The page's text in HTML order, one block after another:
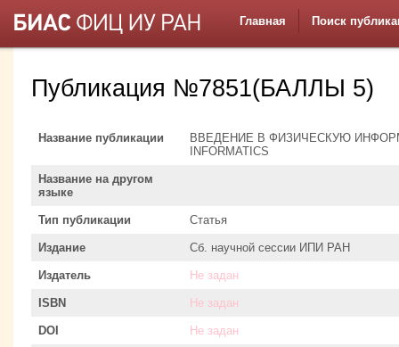
Главная Поиск
Публикация №7851(БАЛЛЫ 5)
Название публикации
ВВЕДЕНИЕ В ФИЗИЧЕСКУЮ
INFORMATICS
Название на другом
языке
Тип публикации Статья
Издание Сб. научной сессии ИПИ РАН
Издатель Не задан
ISBN Не задан
DOI Не задан